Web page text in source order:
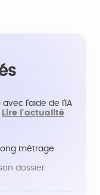
l'aide de l'IA
Lire l'actualité
métrage
dossier